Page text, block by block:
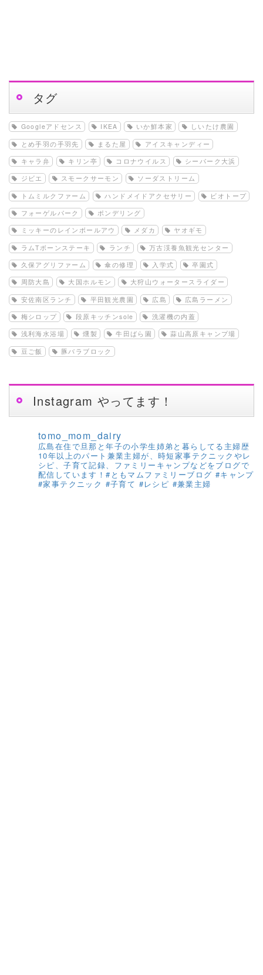
タグ
Googleアドセンス IKEA いか鮮本家
しいたけ農園
とめ手羽の手羽先
まるた屋
アイスキャンディー
キャラ弁
キリン亭 コロナウイルス
シーパーク大浜
ジビエ
スモークサーモン
ソーダストリーム
トムミルクファーム
ハンドメイドアクセサリー
ビオトープ
フォーゲルパーク
ポンデリング
ミッキーのレインボールアウ
メダカ
ヤオギモ
ラムTボーンステーキ
ランチ
万古渓養魚観光センター
久保アグリファーム
傘の修理 入学式
卒園式
周防大島
大国ホルモン
大狩山ウォータースライダー
安佐南区ランチ
平田観光農園 広島
広島ラーメン
梅シロップ
段原キッチンsole
洗濯機の内蓋
浅利海水浴場
燻製 牛田ばら園
蒜山高原キャンプ場
豆ご飯
豚バラブロック
Instagram やってます！
tomo_mom_dairy
広島在住で旦那と年子の小学生姉弟と暮らしてる主婦歴
10年以上のパート兼業主婦が、時短家事テクニックやレ
シピ、子育て記録、ファミリーキャンプなどをブログで
配信しています！#ともマムファミリーブログ #キャンプ
#家事テクニック #子育て #レシピ #兼業主婦